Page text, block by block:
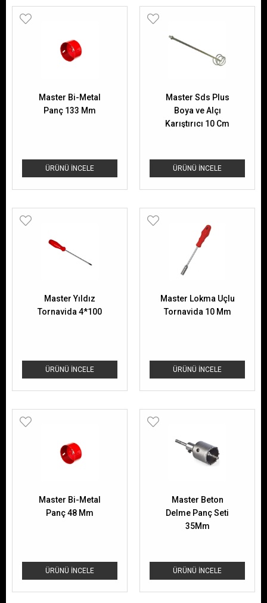
ÜRÜNÜ İNCELE
Master Bi-Metal
Panç 133 Mm
ÜRÜNÜ İNCELE
Master Sds Plus
Boya ve Alçı
Karıştırıcı 10 Cm
ÜRÜNÜ İNCELE
Master Yıldız
Tornavida 4*100
ÜRÜNÜ İNCELE
Master Lokma Uçlu
Tornavida 10 Mm
ÜRÜNÜ İNCELE
Master Bi-Metal
Panç 48 Mm
ÜRÜNÜ İNCELE
Master Beton
Delme Panç Seti
35Mm